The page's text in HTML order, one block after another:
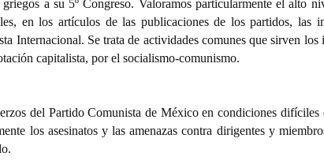
a su 5º Congreso. Valoramos particularmente el alto
en los artículos de las publicaciones de los partidos, las
Internacional. Se trata de actividades comunes que sirven los
capitalista, por el socialismo-comunismo.
del Partido Comunista de México en condiciones difíciles
los asesinatos y las amenazas contra dirigentes y